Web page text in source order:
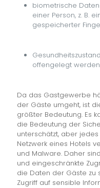
biometrische
einer Person, z. B.
gespeicherter
offengelegt
Da das Gastgewerbe
der Gäste umgeht, ist
größter Bedeutung. Es
die Bedeutung der
unterschätzt, aber
Netzwerk eines Hotels
und Malware. Daher
und eingeschränkte
die Daten der Gäste zu
Zugriff auf sensible